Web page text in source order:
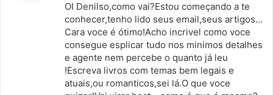
s
e
:
OI Denilso,como vai?Estou começando a te
conhecer,tenho lido seus email,seus artigos…
Cara voce é ótimo!Acho incrivel como voce
consegue esplicar tudo nos minimos detalhes
e agente nem percebe o quanto já leu
!Escreva livros com temas bem legais e
atuais,ou romanticos,sei lá.O que voce